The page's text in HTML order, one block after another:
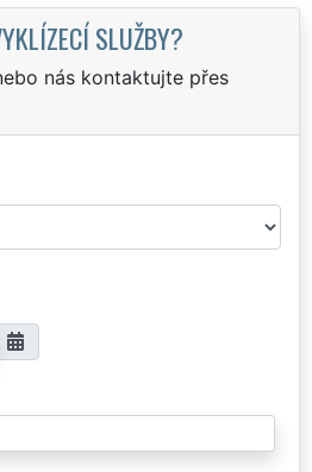
SLUŽBY?
nás kontaktujte přes